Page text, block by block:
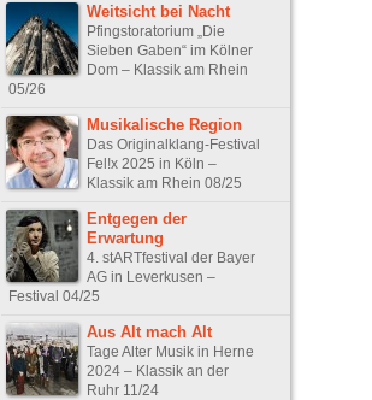
Weitsicht bei Nacht
Pfingstoratorium „Die
Sieben Gaben“ im Kölner
Dom – Klassik am Rhein
05/26
Musikalische Region
Das Originalklang-Festival
Fel!x 2025 in Köln –
Klassik am Rhein 08/25
Entgegen der
Erwartung
4. stARTfestival der Bayer
AG in Leverkusen –
Festival 04/25
Aus Alt mach Alt
Tage Alter Musik in Herne
2024 – Klassik an der
Ruhr 11/24